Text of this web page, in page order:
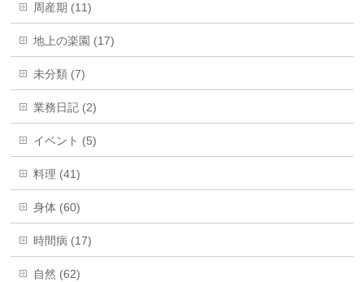
周産期 (11)
地上の楽園 (17)
未分類 (7)
業務日記 (2)
イベント (5)
料理 (41)
身体 (60)
時間病 (17)
自然 (62)